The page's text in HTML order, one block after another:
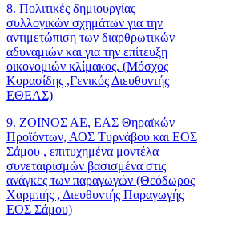
8. Πολιτικές δημιουργίας
συλλογικών σχημάτων για την
αντιμετώπιση των διαρθρωτικών
αδυναμιών και για την επίτευξη
οικονομιών κλίμακος. (Μόσχος
Κορασίδης ,Γενικός Διευθυντής
ΕΘΕΑΣ)
9. ΖΟΙΝΟΣ ΑΕ, ΕΑΣ Θηραϊκών
Προϊόντων, ΑΟΣ Τυρνάβου και ΕΟΣ
Σάμου , επιτυχημένα μοντέλα
συνεταιρισμών βασισμένα στις
ανάγκες των παραγωγών (Θεόδωρος
Χαρμπής , Διευθυντής Παραγωγής
ΕΟΣ Σάμου)